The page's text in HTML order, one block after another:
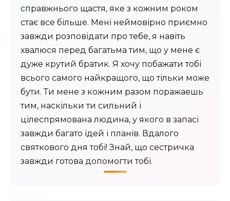
справжнього щастя, яке з кожним роком
стає все більше. Мені неймовірно приємно
завжди розповідати про тебе, я навіть
хвалюся перед багатьма тим, що у мене є
дуже крутий братик. Я хочу побажати тобі
всього самого найкращого, що тільки може
бути. Ти мене з кожним разом поражаешь
тим, наскільки ти сильний і
цілеспрямована людина, у якого в запасі
завжди багато ідей і планів. Вдалого
святкового дня тобі! Знай, що сестричка
завжди готова допомогти тобі.